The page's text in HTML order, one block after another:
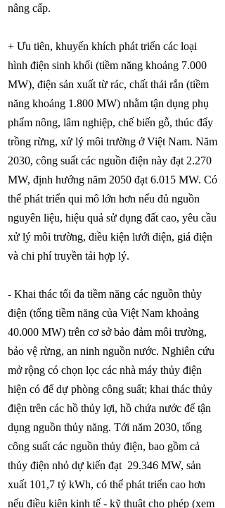
nâng cấp.
+ Ưu tiên, khuyến khích phát triển các loại
hình điện sinh khối (tiềm năng khoảng 7.000
MW), điện sản xuất từ rác, chất thải rắn (tiềm
năng khoảng 1.800 MW) nhằm tận dụng phụ
phẩm nông, lâm nghiệp, chế biến gỗ, thúc đẩy
trồng rừng, xử lý môi trường ở Việt Nam. Năm
2030, công suất các nguồn điện này đạt 2.270
MW, định hướng năm 2050 đạt 6.015 MW. Có
thể phát triển qui mô lớn hơn nếu đủ nguồn
nguyên liệu, hiệu quả sử dụng đất cao, yêu cầu
xử lý môi trường, điều kiện lưới điện, giá điện
và chi phí truyền tải hợp lý.
- Khai thác tối đa tiềm năng các nguồn thủy
điện (tổng tiềm năng của Việt Nam khoảng
40.000 MW) trên cơ sở bảo đảm môi trường,
bảo vệ rừng, an ninh nguồn nước. Nghiên cứu
mở rộng có chọn lọc các nhà máy thủy điện
hiện có để dự phòng công suất; khai thác thủy
điện trên các hồ thủy lợi, hồ chứa nước để tận
dụng nguồn thủy năng. Tới năm 2030, tổng
công suất các nguồn thủy điện, bao gồm cả
thủy điện nhỏ dự kiến đạt 29.346 MW, sản
xuất 101,7 tỷ kWh, có thể phát triển cao hơn
nếu điều kiện kinh tế - kỹ thuật cho phép (xem